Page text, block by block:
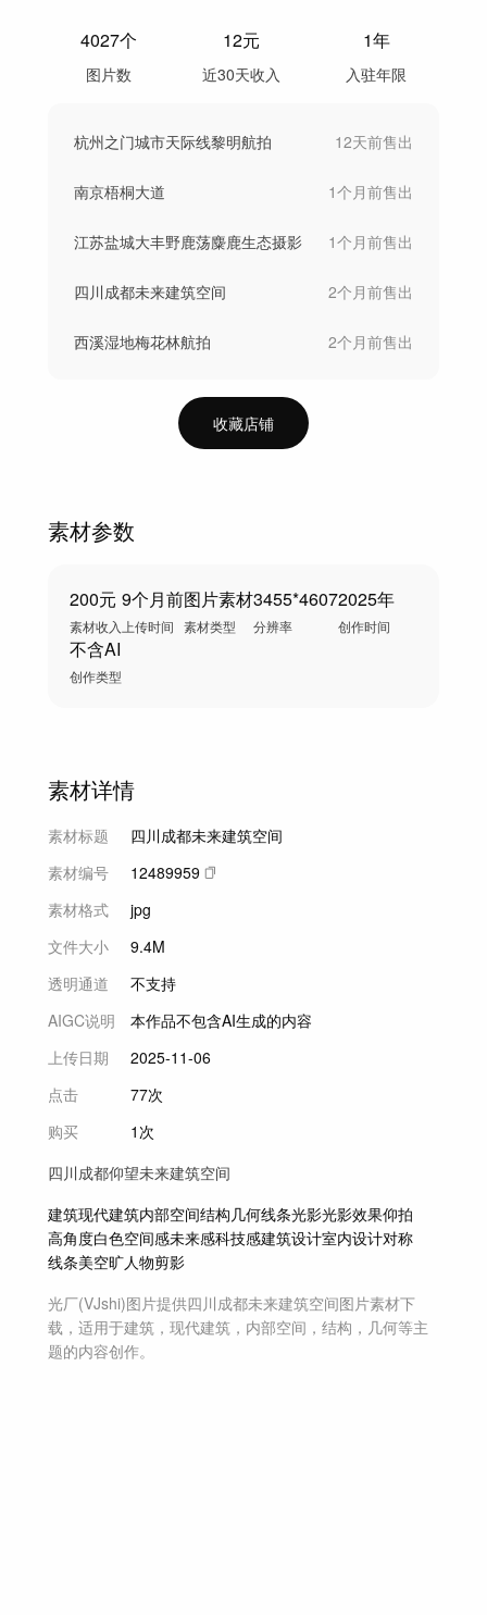
4027个
图片数
12元
近30天收入
1年
入驻年限
杭州之门城市天际线黎明航拍 12天前售出
南京梧桐大道 1个月前售出
江苏盐城大丰野鹿荡麋鹿生态摄影 1个月前售出
四川成都未来建筑空间 2个月前售出
西溪湿地梅花林航拍 2个月前售出
收藏店铺
素材参数
200元
素材收入
9个月前
上传时间
图片素材
素材类型
3455*4607
分辨率
2025年
创作时间
不含AI
创作类型
素材详情
素材标题
四川成都未来建筑空间
素材编号
12489959
素材格式
jpg
文件大小
9.4M
透明通道
不支持
AIGC说明
本作品不包含AI生成的内容
上传日期
2025-11-06
点击
77次
购买
1次
四川成都仰望未来建筑空间
建筑现代建筑内部空间结构几何线条光影光影效果仰拍
高角度白色空间感未来感科技感建筑设计室内设计对称
线条美空旷人物剪影
光厂(VJshi)图片提供四川成都未来建筑空间图片素材下
载，适用于建筑，现代建筑，内部空间，结构，几何等主
题的内容创作。